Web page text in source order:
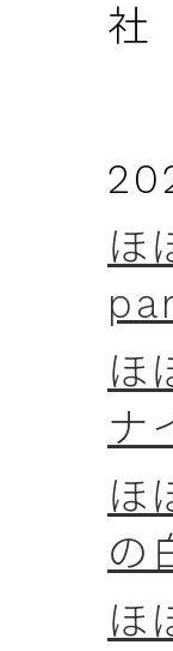
社
ほ
ほ
ナ
ほ
の
ほ